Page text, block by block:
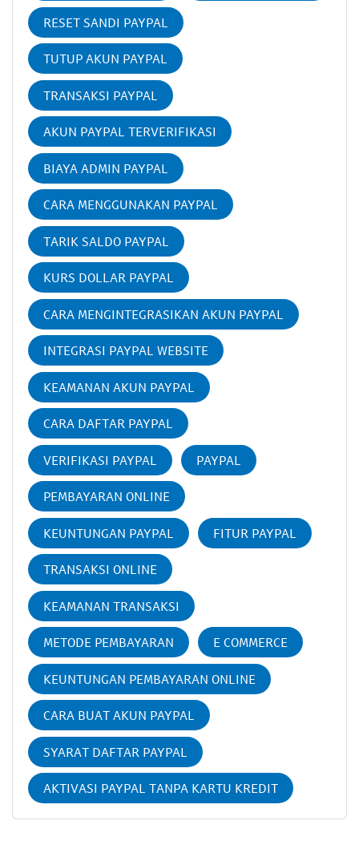
RESET SANDI PAYPAL
TUTUP AKUN PAYPAL
TRANSAKSI PAYPAL
AKUN PAYPAL TERVERIFIKASI
BIAYA ADMIN PAYPAL
CARA MENGGUNAKAN PAYPAL
TARIK SALDO PAYPAL
KURS DOLLAR PAYPAL
CARA MENGINTEGRASIKAN AKUN PAYPAL
INTEGRASI PAYPAL WEBSITE
KEAMANAN AKUN PAYPAL
CARA DAFTAR PAYPAL
VERIFIKASI PAYPAL PAYPAL
PEMBAYARAN ONLINE
KEUNTUNGAN PAYPAL FITUR PAYPAL
TRANSAKSI ONLINE
KEAMANAN TRANSAKSI
METODE PEMBAYARAN E COMMERCE
KEUNTUNGAN PEMBAYARAN ONLINE
CARA BUAT AKUN PAYPAL
SYARAT DAFTAR PAYPAL
AKTIVASI PAYPAL TANPA KARTU KREDIT